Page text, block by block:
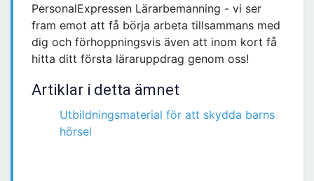
PersonalExpressen Lärarbemanning - vi ser
fram emot att få börja arbeta tillsammans med
dig och förhoppningsvis även att inom kort få
hitta ditt första läraruppdrag genom oss!
Artiklar i detta ämnet
Utbildningsmaterial för att skydda barns
hörsel